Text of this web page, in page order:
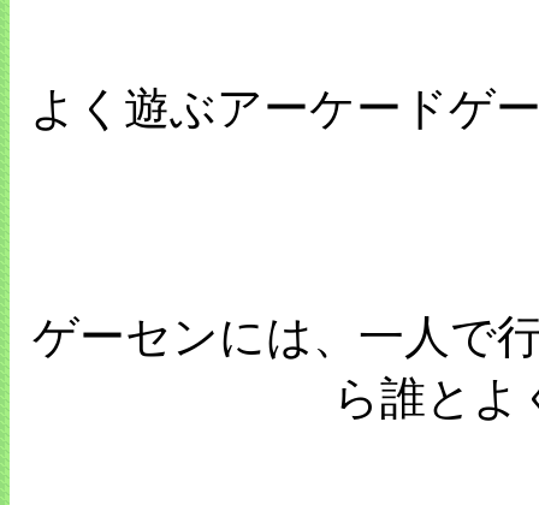
よく遊ぶアーケードゲ
ゲーセンには、一人で
ら誰とよ